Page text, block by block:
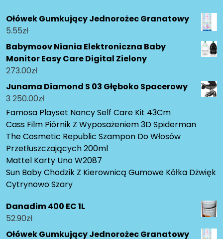
Ołówek Gumkujący Jednorożec Granatowy
5.55zł
Babymoov Niania Elektroniczna Baby
Monitor Easy Care Digital Zielony
273.00zł
Junama Diamond S 03 Głęboko Spacerowy
3 250.00zł
Famosa Playset Nancy Self Care Kit 43Cm
Cass Film Piórnik Z Wyposażeniem 3D Spiderman
The Cosmetic Republic Szampon Do Włosów
Przetłuszczających 200ml
Mattel Karty Uno W2087
Sun Baby Chodzik Z Kierownicą Gumowe Kółka Dżwięk
Cytrynowo Szary
Danadim 400 EC 1L
52.90zł
Ołówek Gumkujący Jednorożec Granatowy